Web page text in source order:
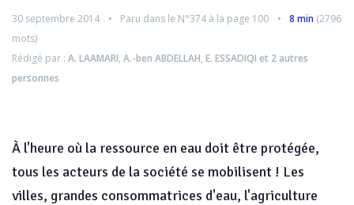
30 septembre 2014 Paru dans le N°374 à la page 100 8 min (2796
mots)
Rédigé par : A. LAAMARI, A.-ben ABDELLAH, E. ESSADIQI et 2 autres
personnes
À l'heure où la ressource en eau doit être protégée,
tous les acteurs de la société se mobilisent ! Les
villes, grandes consommatrices d'eau, l'agriculture